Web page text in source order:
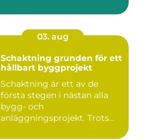
03. aug
Schaktning grunden för ett
hållbart byggprojekt
Schaktning är ett av de
första stegen i nästan alla
bygg- och
anläggningsprojekt. Trots